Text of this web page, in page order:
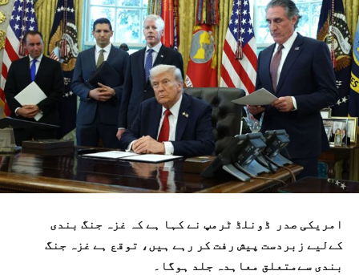
امریکی صدر ڈونلڈ ٹرمپ نے کہا ہے کہ غزہ جنگ بندی
کےلیے زبردست پیش رفت کر رہے ہیں، توقع ہے غزہ جنگ
بندی سےمتعلق معاہدہ جلد ہوگا۔